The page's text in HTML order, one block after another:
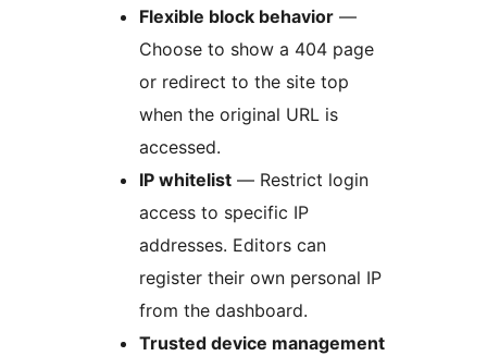
Flexible block behavior —
Choose to show a 404 page
or redirect to the site top
when the original URL is
accessed.
IP whitelist — Restrict login
access to specific IP
addresses. Editors can
register their own personal IP
from the dashboard.
Trusted device management